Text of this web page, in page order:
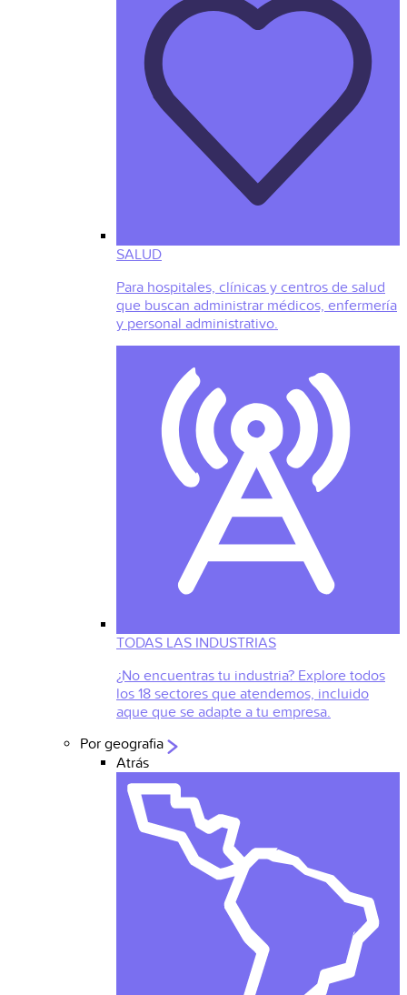
SALUD
Para hospitales, clínicas y centros de salud
que buscan administrar médicos, enfermería
y personal administrativo.
TODAS LAS INDUSTRIAS
¿No encuentras tu industria? Explore todos
los 18 sectores que atendemos, incluido
aque que se adapte a tu empresa.
Por geografia
Atrás